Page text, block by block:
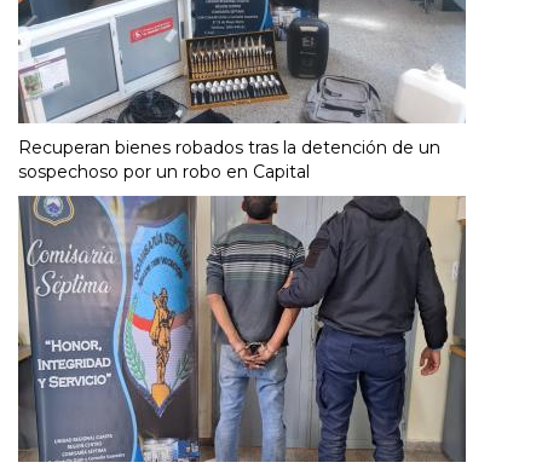
Recuperan bienes robados tras la detención de un
sospechoso por un robo en Capital